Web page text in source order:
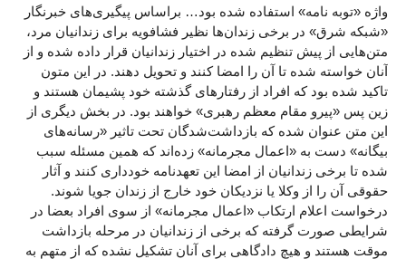
واژه «توبه نامه» استفاده شده بود… براساس پیگیری‌های خبرنگار
«شبکه شرق» در برخی زندان‌ها نظیر فشافویه برای زندانیان مرد،
متن‌هایی از پیش تنظیم شده در اختیار زندانیان قرار داده شده و از
آنان خواسته شده تا آن را امضا کنند و تحویل دهند. در این متون
تاکید شده بود که افراد از رفتارهای گذشته خود پشیمان هستند و
زین پس «پیرو مقام معظم رهبری» خواهند بود. در بخش دیگری از
این متن عنوان شده که بازداشت‌شدگان تحت تاثیر «رسانه‌های
بیگانه» دست به «اعمال مجرمانه» زده‌اند که همین مسئله سبب
شده تا برخی زندانیان از امضا این تعهدنامه خودداری کنند و آثار
حقوقی آن را از وکلا یا نزدیکان خود خارج از زندان جویا شوند.
درخواست اعلام ارتکاب «اعمال مجرمانه» از سوی افراد بعضا در
شرایطی صورت گرفته که برخی از زندانیان در مرحله بازداشت
موقت هستند و هیچ دادگاهی برای آنان تشکیل نشده که از متهم به